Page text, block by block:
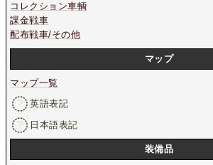
コレクション車輌
課金戦車
配布戦車/その他
マップ
マップ一覧
英語表記
日本語表記
装備品